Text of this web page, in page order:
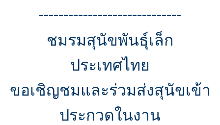
-----------------------------
ชมรมสุนัขพันธุ์เล็ก
ประเทศไทย
ขอเชิญชมและร่วมส่งสุนัขเข้า
ประกวดในงาน